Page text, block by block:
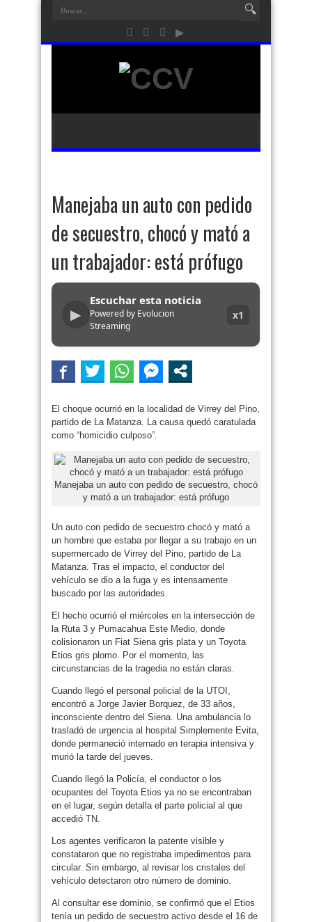
Manejaba un auto con pedido
de secuestro, chocó y mató a
un trabajador: está prófugo
▶
Escuchar esta noticia
Powered by Evolucion
Streaming
x1
El choque ocurrió en la localidad de Virrey del Pino,
partido de La Matanza. La causa quedó caratulada
como “homicidio culposo”.
Manejaba un auto con pedido de secuestro, chocó
y mató a un trabajador: está prófugo
Un auto con pedido de secuestro chocó y mató a
un hombre que estaba por llegar a su trabajo en un
supermercado de Virrey del Pino, partido de La
Matanza. Tras el impacto, el conductor del
vehículo se dio a la fuga y es intensamente
buscado por las autoridades.
El hecho ocurrió el miércoles en la intersección de
la Ruta 3 y Pumacahua Este Medio, donde
colisionaron un Fiat Siena gris plata y un Toyota
Etios gris plomo. Por el momento, las
circunstancias de la tragedia no están claras.
Cuando llegó el personal policial de la UTOI,
encontró a Jorge Javier Borquez, de 33 años,
inconsciente dentro del Siena. Una ambulancia lo
trasladó de urgencia al hospital Simplemente Evita,
donde permaneció internado en terapia intensiva y
murió la tarde del jueves.
Cuando llegó la Policía, el conductor o los
ocupantes del Toyota Etios ya no se encontraban
en el lugar, según detalla el parte policial al que
accedió TN.
Los agentes verificaron la patente visible y
constataron que no registraba impedimentos para
circular. Sin embargo, al revisar los cristales del
vehículo detectaron otro número de dominio.
Al consultar ese dominio, se confirmó que el Etios
tenía un pedido de secuestro activo desde el 16 de